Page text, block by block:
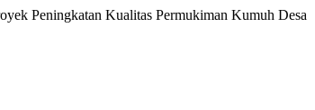
Peningkatan Kualitas Permukiman Kumuh Desa